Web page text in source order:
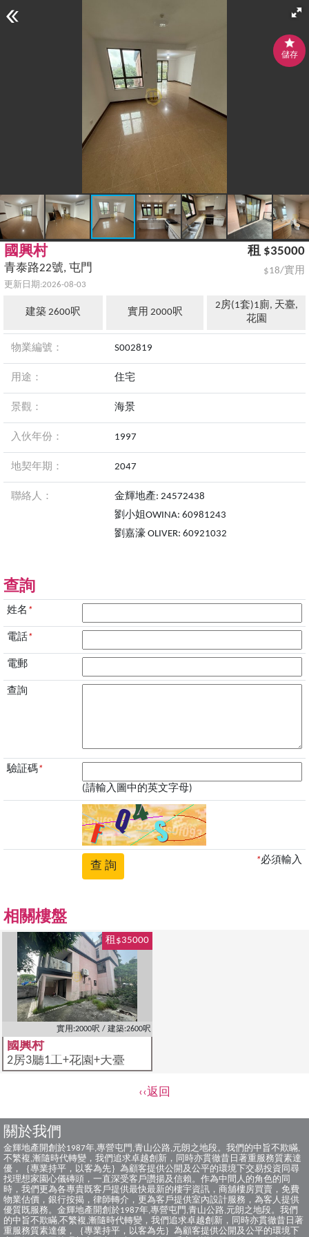
儲存
國興村
青泰路22號, 屯門
更新日期:2026-08-03
租 $35000
$18/實用
建築 2600呎 實用 2000呎
2房(1套)1廁, 天臺,
花園
物業編號： S002819
用途： 住宅
景觀： 海景
入伙年份： 1997
地契年期： 2047
聯絡人：
金輝地產: 24572438
劉小姐OWINA: 60981243
劉嘉濠 OLIVER: 60921032
查詢
姓名 *
電話*
電郵
查詢
驗証碼*
(請輸入圖中的英文字母)
*必須輸入
相關樓盤
租$35000
實用:2000呎 / 建築:2600呎
國興村
2房3廳1工+花園+天臺
‹‹返回
關於我們
金輝地產開創於1987年,專營屯門,青山公路,元朗之地段。我們的中旨不欺瞞,
不繁複,漸隨時代轉變，我們追求卓越創新，同時亦貫徹昔日著重服務質素達
優，｛專業持平，以客為先｝為顧客提供公開及公平的環境下交易投資同尋
找理想家園心儀磚頭，一直深受客戶讚揚及信賴。作為中間人的角色的同
時，我們更為各專貴既客戶提供最快最新的樓宇資訊，商舖樓房買賣，免費
物業估價，銀行按揭，律師轉介，更為客戶提供室內設計服務，為客人提供
優質既服務。金輝地產開創於1987年,專營屯門,青山公路,元朗之地段。我們
的中旨不欺瞞,不繁複,漸隨時代轉變，我們追求卓越創新，同時亦貫徹昔日著
重服務質素達優，｛專業持平，以客為先｝為顧客提供公開及公平的環境下